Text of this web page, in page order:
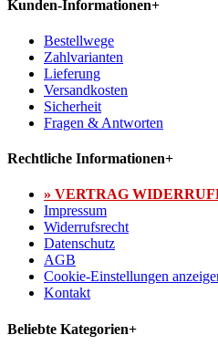
Kunden-Informationen+
Bestellwege
Zahlvarianten
Lieferung
Versandkosten
Sicherheit
Fragen & Antworten
Rechtliche Informationen+
» VERTRAG
Impressum
Widerrufsrecht
Datenschutz
AGB
Cookie-Einstellungen
Kontakt
Beliebte Kategorien+